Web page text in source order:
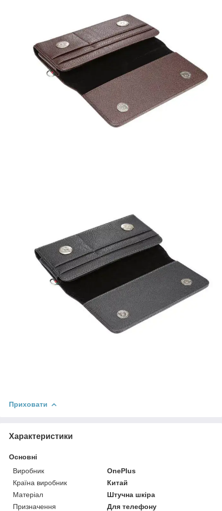
Приховати
Характеристики
Основні
Виробник
OnePlus
Країна виробник
Китай
Матеріал
Штучна шкіра
Призначення
Для телефону